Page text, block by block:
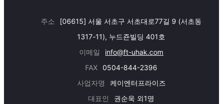
주소
[06615] 서울 서초구 서초대로77길 9 (서초동
1317-11), 누드죤빌딩 401호
이메일
info@ft-uhak.com
FAX
0504-844-2396
사업자명
케이엔터프라이즈
대표인
권순욱 외1명